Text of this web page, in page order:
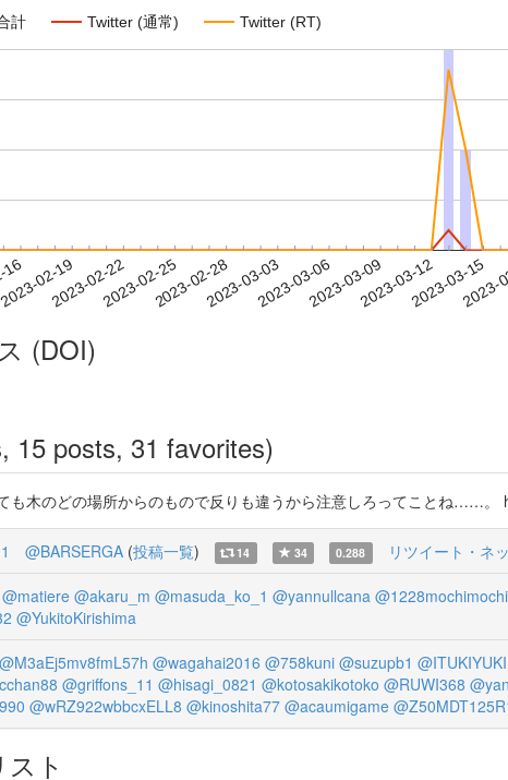
計 Twitter (通常) Twitter (RT)
02-19
2023-02-222023-02-252023-02-282023-03-032023-03-062023-03-092023-03-122023-03-15
(DOI)
15 posts, 31 favorites)
も木のどの場所からのもので反りも違うから注意しろってことね……
@BARSERGA (投稿一覧) 14 34 0.288 リツイート・ネ
@matiere @akaru_m @masuda_ko_1 @yannullcana @1228mochimochi
@YukitoKirishima
@M3aEj5mv8fmL57h @wagahai2016 @758kuni @suzupb1 @ITUKIYUKI
@griffons_11 @hisagi_0821 @kotosakikotoko @RUWI368
@wRZ922wbbcxELL8 @kinoshita77 @acaumigame
ト